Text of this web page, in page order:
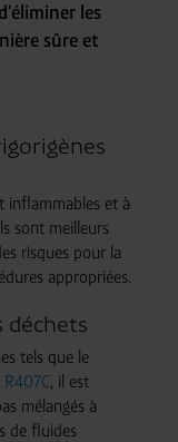
les
sûre et
inflammables et à
sont meilleurs
risques pour la
appropriées.
déchets
tels que le
R407C, il est
mélangés à
de fluides